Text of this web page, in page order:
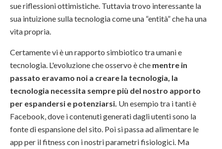
sue riflessioni ottimistiche. Tuttavia trovo interessante la
sua intuizione sulla tecnologia come una “entità” che ha una
vita propria.
Certamente vi è un rapporto simbiotico tra umani e
tecnologia. L'evoluzione che osservo è che mentre in
passato eravamo noi a creare la tecnologia, la
tecnologia necessita sempre più del nostro apporto
per espandersi e potenziarsi. Un esempio tra i tanti è
Facebook, dove i contenuti generati dagli utenti sono la
fonte di espansione del sito. Poi si passa ad alimentare le
app per il fitness con i nostri parametri fisiologici. Ma